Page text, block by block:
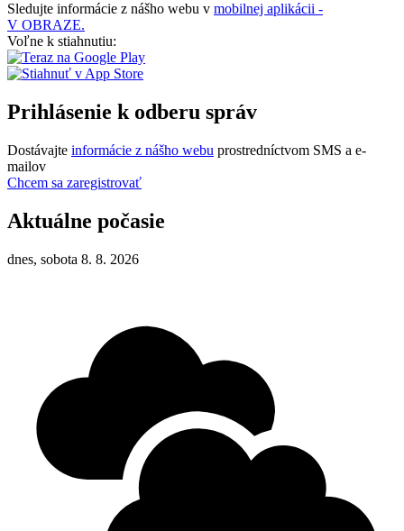
Sledujte informácie z nášho webu v mobilnej aplikácii -
V OBRAZE.
Voľne k stiahnutiu:
Prihlásenie k odberu správ
Dostávajte informácie z nášho webu prostredníctvom SMS a e-
mailov
Chcem sa zaregistrovať
Aktuálne počasie
dnes, sobota 8. 8. 2026